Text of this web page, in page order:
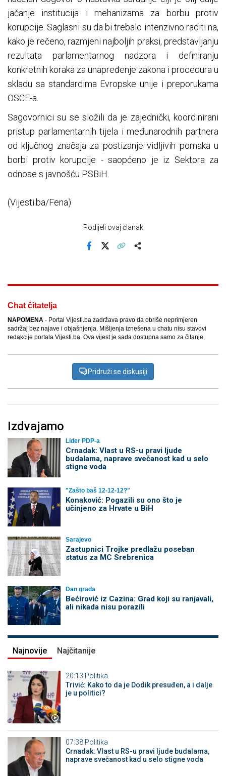
jačanje institucija i mehanizama za borbu protiv
korupcije. Saglasni su da bi trebalo intenzivno raditi na,
kako je rečeno, razmjeni najboljih praksi, predstavljanju
rezultata parlamentarnog nadzora i definiranju
konkretnih koraka za unapređenje zakona i procedura u
skladu sa standardima Evropske unije i preporukama
OSCE-a.
Sagovornici su se složili da je zajednički, koordinirani
pristup parlamentarnih tijela i međunarodnih partnera
od ključnog značaja za postizanje vidljivih pomaka u
borbi protiv korupcije - saopćeno je iz Sektora za
odnose s javnošću PSBiH.
(Vijesti.ba/Fena)
Podijeli ovaj članak
Chat čitatelja
NAPOMENA - Portal Vijesti.ba zadržava pravo da obriše neprimjeren
sadržaj bez najave i objašnjenja. Mišljenja iznešena u chatu nisu stavovi
redakcije portala Vijesti.ba. Ova vijest je sada dostupna samo za čitanje.
Pridruži se diskusiji
Izdvajamo
Lider PDP-a
Crnadak: Vlast u RS-u pravi ljude
budalama, naprave svečanost kad u selo
stigne voda
"Zašto baš 12-12-12?"
Konaković: Pogazili su ono što je
učinjeno za Hrvate u BiH
Sarajevo
Zastupnici Trojke predlažu poseban
status za MC Srebrenica
Dan grada
Bećirović iz Cazina: Grad koji su ranjavali,
ali nikada nisu porazili
Najnovije Najčitanije
20:13 Politika
Trivić: Kako to da je Dodik presuđen, a i dalje
je u politici?
07:38 Politika
Crnadak: Vlast u RS-u pravi ljude budalama,
naprave svečanost kad u selo stigne voda